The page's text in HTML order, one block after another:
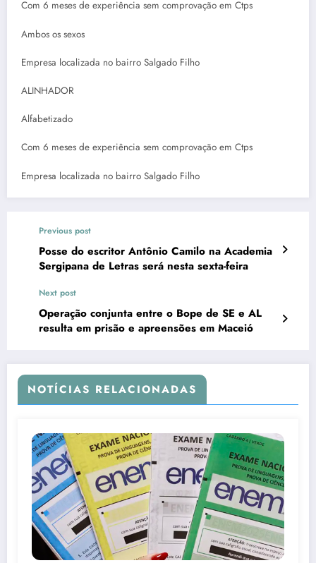
Com 6 meses de experiência sem comprovação em Ctps
Ambos os sexos
Empresa localizada no bairro Salgado Filho
ALINHADOR
Alfabetizado
Com 6 meses de experiência sem comprovação em Ctps
Empresa localizada no bairro Salgado Filho
Previous post
Posse do escritor Antônio Camilo na Academia
Sergipana de Letras será nesta sexta-feira
Next post
Operação conjunta entre o Bope de SE e AL
resulta em prisão e apreensões em Maceió
NOTÍCIAS RELACIONADAS